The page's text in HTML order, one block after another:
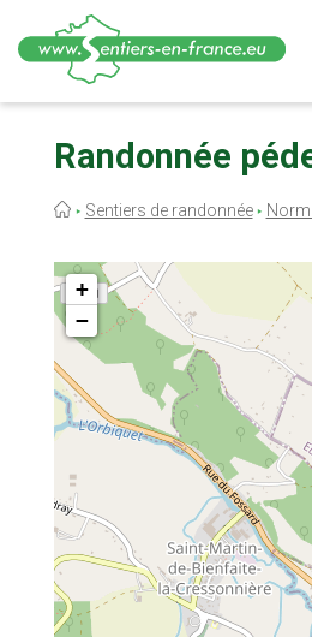
contenuRandonnée
Fil
Sentiers de randonnée
+
−